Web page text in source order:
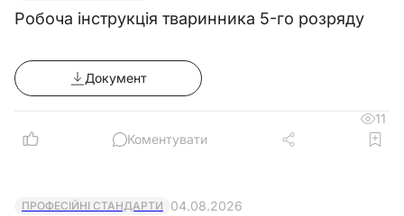
Робоча інструкція тваринника 5-го розряду
Документ
11
Коментувати
ПРОФЕСІЙНІ СТАНДАРТИ 04.08.2026